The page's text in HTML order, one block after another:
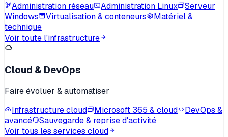
Administration réseau
Administration Linux
Serveur
Windows
Virtualisation & conteneurs
Matériel &
technique
Voir toute l'infrastructure
Cloud & DevOps
Faire évoluer & automatiser
Infrastructure cloud
Microsoft 365 & cloud
DevOps &
avancé
Sauvegarde & reprise d'activité
Voir tous les services cloud